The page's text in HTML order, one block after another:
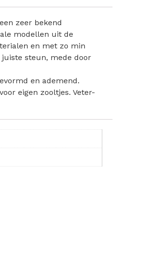
zeer bekend
modellen uit de
en met zo min
steun, mede door
en ademend.
eigen zooltjes. Veter-